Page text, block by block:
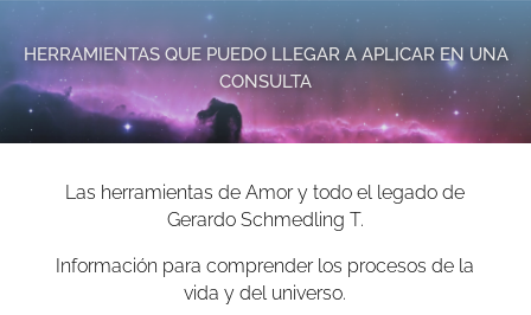
HERRAMIENTAS QUE PUEDO LLEGAR A APLICAR EN UNA
CONSULTA
Las herramientas de Amor y todo el legado de
Gerardo Schmedling T.
Información para comprender los procesos de la
vida y del universo.